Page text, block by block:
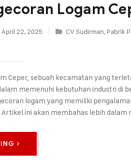
Logam
April 22, 2025 CV Sudirman, Pabrik
Ceper, sebuah kecamatan yang
memenuhi kebutuhan industri di
logam yang memiliki
ini akan membahas lebih dalam